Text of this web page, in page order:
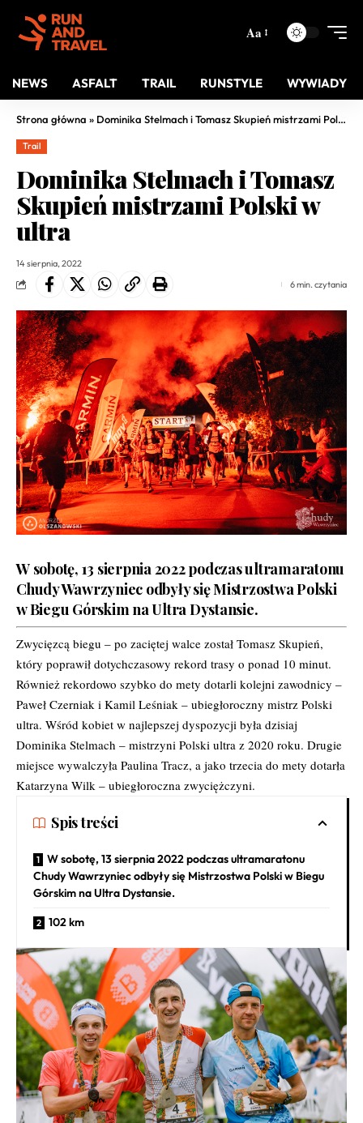
Aa
NEWS ASFALT TRAIL RUNSTYLE WYWIADY
Strona główna » Dominika Stelmach i Tomasz Skupień mistrzami Polski w ultra
Trail
Dominika Stelmach i Tomasz
Skupień mistrzami Polski w
ultra
14 sierpnia, 2022
6 min. czytania
W sobotę, 13 sierpnia 2022 podczas ultramaratonu
Chudy Wawrzyniec odbyły się Mistrzostwa Polski
w Biegu Górskim na Ultra Dystansie.
Zwycięzcą biegu – po zaciętej walce został Tomasz Skupień,
który poprawił dotychczasowy rekord trasy o ponad 10 minut.
Również rekordowo szybko do mety dotarli kolejni zawodnicy –
Paweł Czerniak i Kamil Leśniak – ubiegłoroczny mistrz Polski
ultra. Wśród kobiet w najlepszej dyspozycji była dzisiaj
Dominika Stelmach – mistrzyni Polski ultra z 2020 roku. Drugie
miejsce wywalczyła Paulina Tracz, a jako trzecia do mety dotarła
Katarzyna Wilk – ubiegłoroczna zwyciężczyni.
Spis treści
W sobotę, 13 sierpnia 2022 podczas ultramaratonu
Chudy Wawrzyniec odbyły się Mistrzostwa Polski w Biegu
Górskim na Ultra Dystansie.
102 km